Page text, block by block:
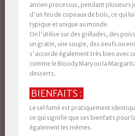
ancien processus, pendant plusieurs
d'un feu de copeaux de bois , ce qui
typique et unique au monde.
On l'utilise sur des grillades, des
un gratin, une soupe, des oeufs ou
s'accorde également très bien avec
comme le Bloody Mary ou la
desserts.
BIENFAITS :
Le sel fumé est pratiquement
ce qui signifie que ses bienfaits pour
également les mêmes.